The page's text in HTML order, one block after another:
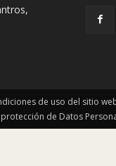
de uso del sitio
de Datos